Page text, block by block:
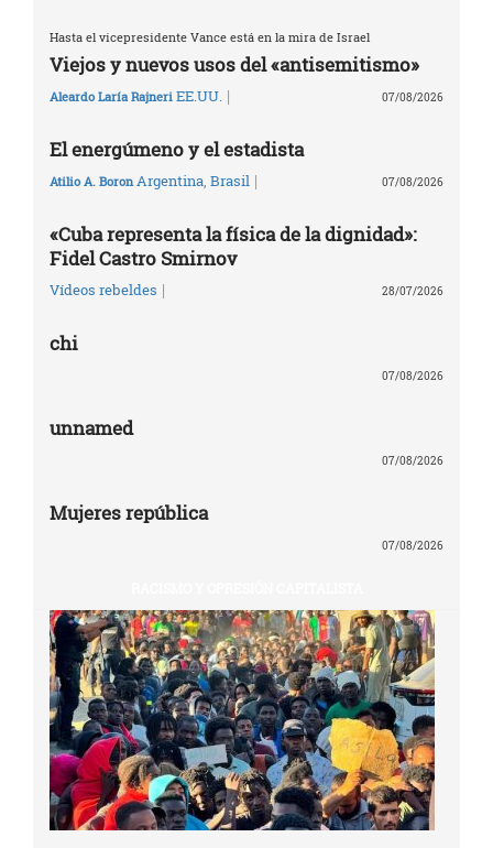
Hasta el vicepresidente Vance está en la mira de Israel
Viejos y nuevos usos del «antisemitismo»
Aleardo Laría Rajneri EE.UU. | 07/08/2026
El energúmeno y el estadista
Atilio A. Boron Argentina, Brasil | 07/08/2026
«Cuba representa la física de la dignidad»:
Fidel Castro Smirnov
Vídeos rebeldes | 28/07/2026
chi
07/08/2026
unnamed
07/08/2026
Mujeres república
07/08/2026